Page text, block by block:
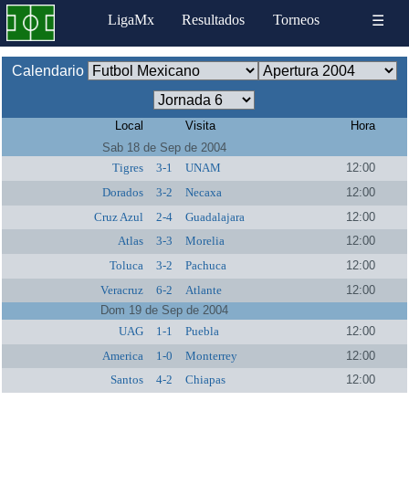
LigaMx Resultados Torneos ☰
Calendario
Local Visita
Hora
Sab 18 de Sep de 2004
Tigres
3-1 UNAM
12:00
Dorados
3-2 Necaxa
12:00
Cruz Azul
2-4 Guadalajara
12:00
Atlas
3-3 Morelia
12:00
Toluca
3-2 Pachuca
12:00
Veracruz
6-2 Atlante
12:00
Dom 19 de Sep de 2004
UAG
1-1 Puebla
12:00
America
1-0 Monterrey
12:00
Santos
4-2 Chiapas 12:00